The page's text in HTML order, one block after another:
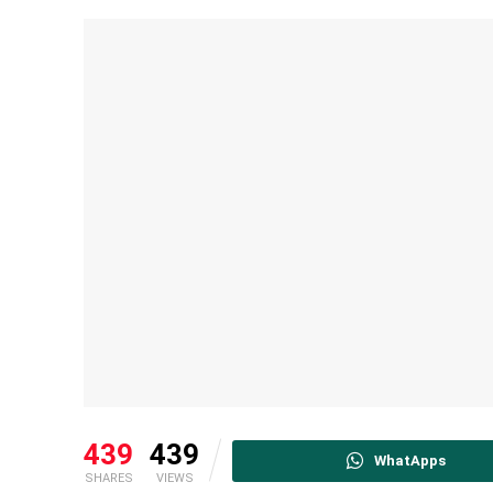
439
SHARES
439
VIEWS
WhatApps